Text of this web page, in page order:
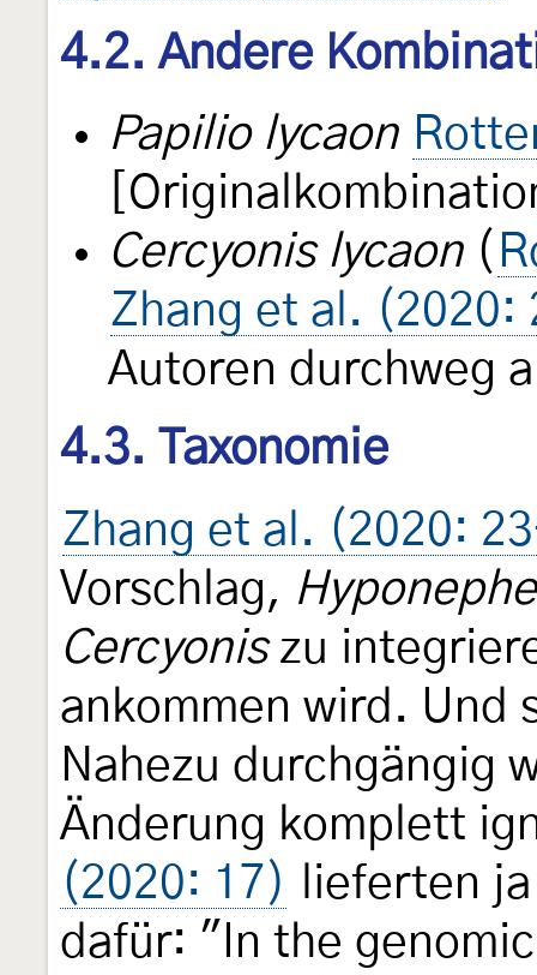
4.2. Andere
Papilio lycaon
Cercyonis lycaon(
Zhang et al. (2020:
Autoren durchweg
4.3. Taxonomie
Zhang et al. (2020:
Vorschlag,
Cercyoniszu
ankommen wird. Und
Nahezu durchgängig
Änderung komplett
(2020: 17)
lieferten
dafür: "In the